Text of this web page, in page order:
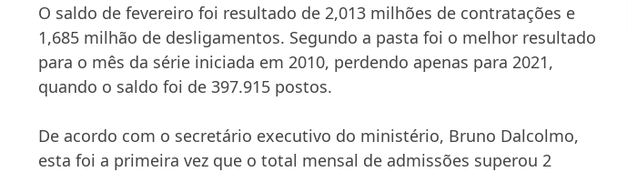
O saldo de fevereiro foi resultado de 2,013 milhões de contratações e
1,685 milhão de desligamentos. Segundo a pasta foi o melhor resultado
para o mês da série iniciada em 2010, perdendo apenas para 2021,
quando o saldo foi de 397.915 postos.
De acordo com o secretário executivo do ministério, Bruno Dalcolmo,
esta foi a primeira vez que o total mensal de admissões superou 2